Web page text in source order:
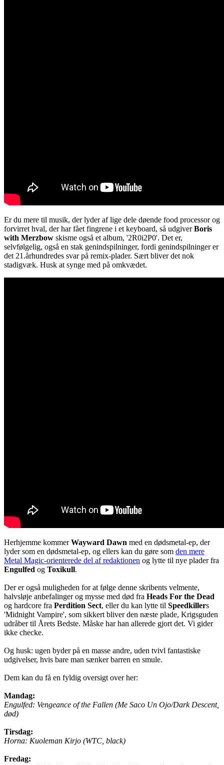
Er du mere til musik, der lyder af lige dele døende food processor og
forvirret hval, der har fået fingrene i et keyboard, så udgiverBoris
with Merzbow skisme også et album, '2R0i2P0'. Det er,
selvfølgelig, også en stak genindspilninger, fordi genindspilninger er
det 21.århundredes svar på remix-plader. Sært bliver det nok
stadigvæk. Husk at synge med på omkvædet.
Herhjemme kommerWayward Dawn med en dødsmetal-ep, der
lyder som en dødsmetal-ep, og ellers kan du gøre som den mere
Metal Magic-orienterede del af redaktionen og lytte til nye plader fra
Engulfed og Toxikull.
Der er også muligheden for at følge denne skribents velmente,
halvsløje anbefalinger og mysse med død fra Heads For the Dead
og hardcore fra Perdition Sect, eller du kan lytte til Speedkillers
'Midnight Vampire', som sikkert bliver den næste plade, Krigsguden
udråber til Årets Bedste. Måske har han allerede gjort det. Vi gider
ikke checke.
Og husk: ugen byder på en masse andre, uden tvivl fantastiske
udgivelser, hvis bare man sænker barren en smule.
Dem kan du få en fyldig oversigt over her:
Mandag:
Engulfed: Vengeance of the Fallen (Me Saco Un Ojo/Dark Descent,
død)
Tirsdag:
Horna: Kuoleman Kirjo (WTC, black)
Fredag: